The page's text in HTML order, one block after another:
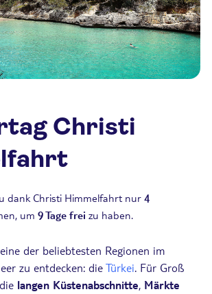
Christi
dank Christi Himmelfahrt nur 4
um 9 Tage frei zu haben.
der beliebtesten Regionen im
zu entdecken: dieTürkei. Für Groß
langen Küstenabschnitte, Märkte